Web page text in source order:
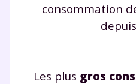
consommation
Les plus gros